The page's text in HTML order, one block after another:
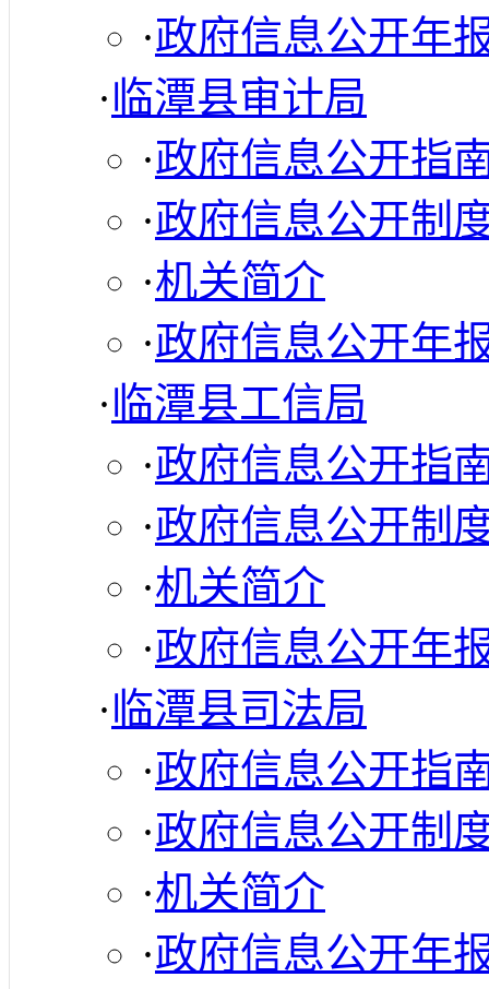
·政府信息公开年
·临潭县审计局
·政府信息公开指
·政府信息公开制
·机关简介
·政府信息公开年
·临潭县工信局
·政府信息公开指
·政府信息公开制
·机关简介
·政府信息公开年
·临潭县司法局
·政府信息公开指
·政府信息公开制
·机关简介
·政府信息公开年